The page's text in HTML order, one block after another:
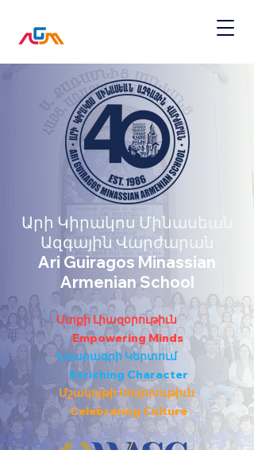
Արի Կիրակոս Մինասեան
Ազգային Վարժարան
Ari Guiragos Minassian
Armenian School
Մտքի Լիազօրութիւն
Empowering Minds
Նկարագրի Կերտում
Enriching Character
Մշակոյթի Սովորութիւն
Celebrating Culture